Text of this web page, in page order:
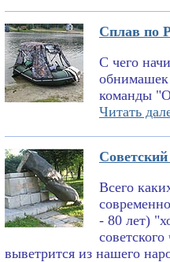
Сплав по
С чего
команды
Читать
Всего
- 80 лет)
выветрится из нашего